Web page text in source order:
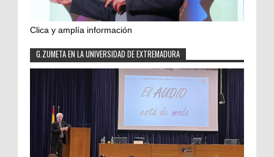
Clica y amplía información
G.ZUMETA EN LA UNIVERSIDAD DE EXTREMADURA